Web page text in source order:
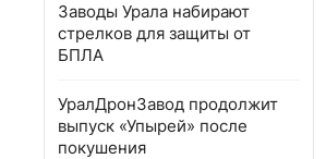
Заводы Урала набирают
стрелков для защиты от
БПЛА
УралДронЗавод продолжит
выпуск «Упырей» после
покушения